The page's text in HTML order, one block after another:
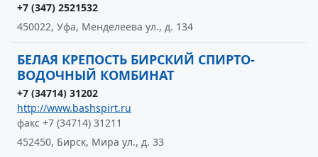
+7 (347) 2521532
450022, Уфа, Менделеева ул., д. 134
БЕЛАЯ КРЕПОСТЬ БИРСКИЙ СПИРТО-
ВОДОЧНЫЙ КОМБИНАТ
+7 (34714) 31202
http://www.bashspirt.ru
факс +7 (34714) 31211
452450, Бирск, Мира ул., д. 33